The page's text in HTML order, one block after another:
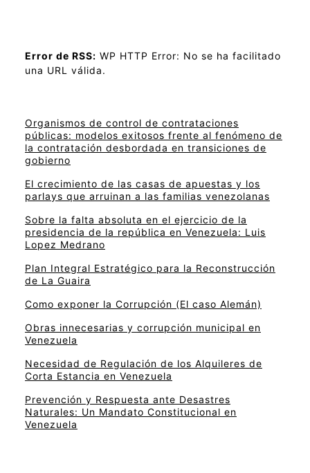
Error de RSS: WP HTTP Error: No se ha facilitado
una URL válida.
Organismos de control de contrataciones
públicas: modelos exitosos frente al fenómeno de
la contratación desbordada en transiciones de
gobierno
El crecimiento de las casas de apuestas y los
parlays que arruinan a las familias venezolanas
Sobre la falta absoluta en el ejercicio de la
presidencia de la república en Venezuela: Luis
Lopez Medrano
Plan Integral Estratégico para la Reconstrucción
de La Guaira
Como exponer la Corrupción (El caso Alemán)
Obras innecesarias y corrupción municipal en
Venezuela
Necesidad de Regulación de los Alquileres de
Corta Estancia en Venezuela
Prevención y Respuesta ante Desastres
Naturales: Un Mandato Constitucional en
Venezuela